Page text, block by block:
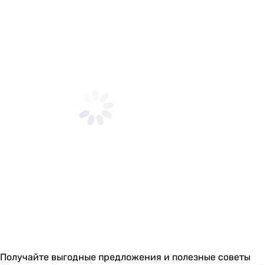
Получайте выгодные предложения и полезные советы